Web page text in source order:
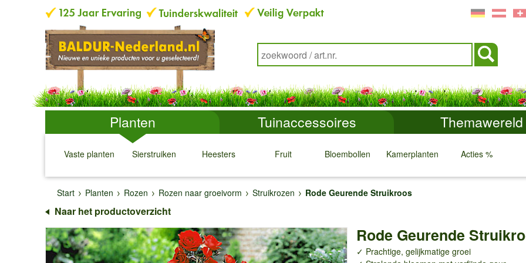
Planten Tuinaccessoires Themawereld
Vaste planten
↓
Sierstruiken
↓
Heesters
↓
Fruit
↓
Bloembollen
↓
Kamerplanten
↓
Acties %
↓ ↓
Start
Planten Rozen Rozen naar groeivorm Struikrozen Rode Geurende Struikroos
Naar het productoverzicht
Rode Geurende
✓ Prachtige, gelijkmatige groei